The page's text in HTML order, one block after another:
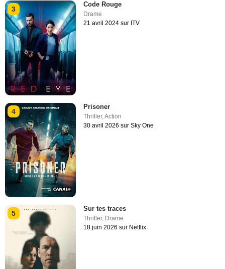
3
Code Rouge
Drame
21 avril 2024 sur ITV
4
Prisoner
Thriller,Action
30 avril 2026 sur Sky One
5
Sur tes traces
Thriller, Drame
18 juin 2026 sur Netflix